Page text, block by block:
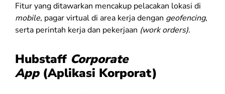
Fitur yang ditawarkan mencakup pelacakan lokasi di
mobile, pagar virtual di area kerja dengan geofencing,
serta perintah kerja dan pekerjaan (work orders).
Hubstaff Corporate
App (Aplikasi Korporat)